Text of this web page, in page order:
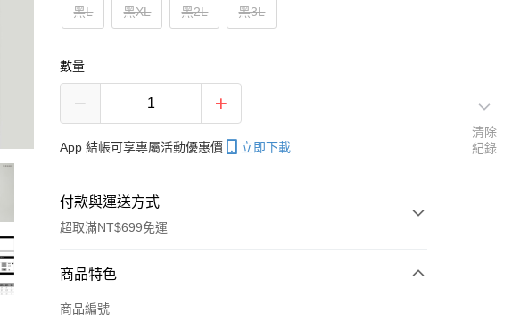
黑L 黑XL 黑2L 黑3L
數量
App 結帳可享專屬活動優惠價 立即下載
付款與運送方式
超取滿NT$699免運
付款方式
信用卡一次付款
商品特色
商品編號
清除
紀錄